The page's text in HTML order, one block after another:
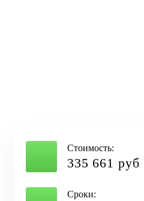
Стоимость:
335 661 руб
Сроки: